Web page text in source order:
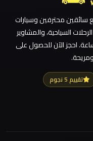
محترفين وسيارات
السياحية، والمشاوير
احجز الآن للحصول على
تقييم 5 نجوم